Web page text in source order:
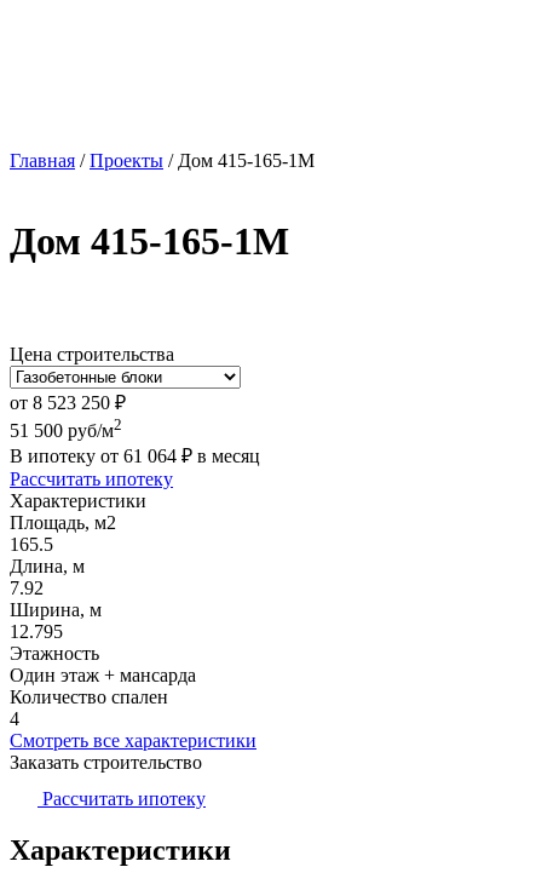
Главная /Проекты / Дом 415-165-1М
Дом 415-165-1М
Цена строительства
от 8 523 250 ₽
51 500 руб/м2
В ипотеку от 61 064 ₽ в месяц
Рассчитать ипотеку
Характеристики
Площадь, м2
165.5
Длина, м
7.92
Ширина, м
12.795
Этажность
Один этаж + мансарда
Количество спален
4
Смотреть все характеристики
Заказать строительство
Рассчитать ипотеку
Характеристики